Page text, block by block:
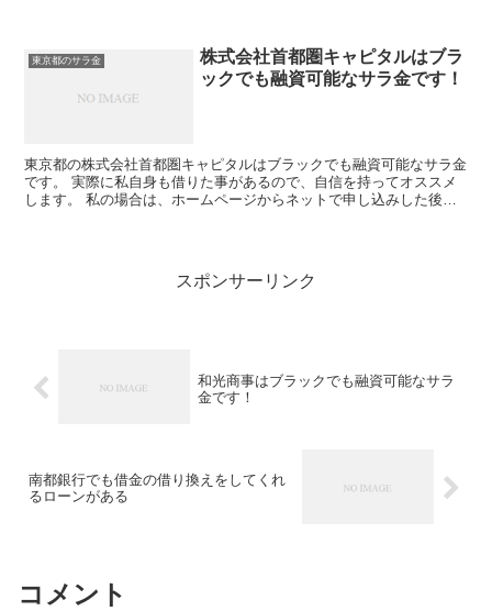
東京都のサラ金
株式会社首都圏キャピタルはブラ
ックでも融資可能なサラ金です！
東京都の株式会社首都圏キャピタルはブラックでも融資可能なサラ金
です。 実際に私自身も借りた事があるので、自信を持ってオススメ
します。 私の場合は、ホームページからネットで申し込みした後に
スポンサーリンク
和光商事はブラックでも融資可能なサラ
金です！
南都銀行でも借金の借り換えをしてくれ
るローンがある
コメント